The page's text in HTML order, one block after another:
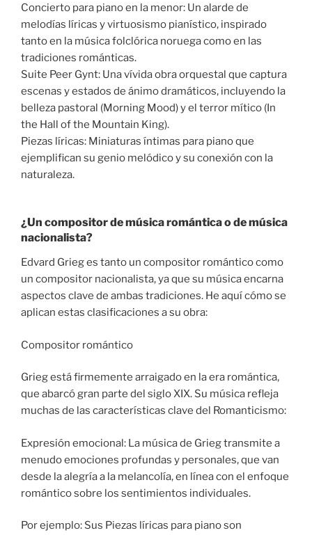
Concierto para piano en la menor: Un alarde de
melodías líricas y virtuosismo pianístico, inspirado
tanto en la música folclórica noruega como en las
tradiciones románticas.
Suite Peer Gynt: Una vívida obra orquestal que captura
escenas y estados de ánimo dramáticos, incluyendo la
belleza pastoral (Morning Mood) y el terror mítico (In
the Hall of the Mountain King).
Piezas líricas: Miniaturas íntimas para piano que
ejemplifican su genio melódico y su conexión con la
naturaleza.
¿Un compositor de música romántica o de música
nacionalista?
Edvard Grieg es tanto un compositor romántico como
un compositor nacionalista, ya que su música encarna
aspectos clave de ambas tradiciones. He aquí cómo se
aplican estas clasificaciones a su obra:
Compositor romántico
Grieg está firmemente arraigado en la era romántica,
que abarcó gran parte del siglo XIX. Su música refleja
muchas de las características clave del Romanticismo:
Expresión emocional: La música de Grieg transmite a
menudo emociones profundas y personales, que van
desde la alegría a la melancolía, en línea con el enfoque
romántico sobre los sentimientos individuales.
Por ejemplo: Sus Piezas líricas para piano son